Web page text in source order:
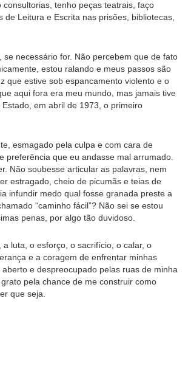
tenho peças teatrais, faço
Leitura e Escrita nas prisões, bibliotecas,
necessário for. Não percebem que de fato
estou ralando e meus passos são
que estive sob espancamento violento e o
aqui fora era meu mundo, mas jamais tive
em abril de 1973, o primeiro
esmagado pela culpa e com cara de
preferência que eu andasse mal arrumado.
Não soubesse articular as palavras, nem
estragado, cheio de picumãs e teias de
infundir medo qual fosse granada preste a
“caminho fácil”? Não sei se estou
penas, por algo tão duvidoso.
luta, o esforço, o sacrifício, o calar, o
e a coragem de enfrentar minhas
e despreocupado pelas ruas de minha
pela chance de me construir como
que seja.